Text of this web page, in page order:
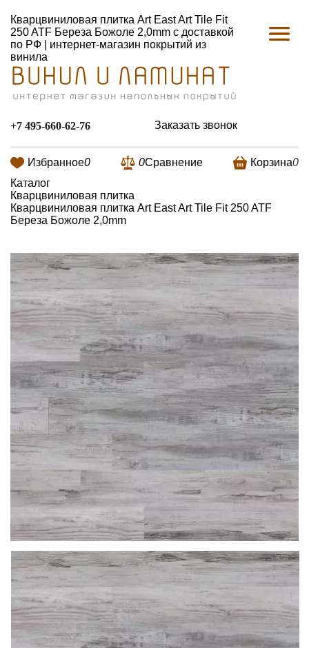
Кварцвиниловая плитка Art East Art Tile Fit
250 ATF Береза Божоле 2,0mm с доставкой
по РФ | интернет-магазин покрытий из
винила
+7 495-660-62-76 Заказать звонок
Избранное0 0Сравнение Корзина0
Каталог
Кварцвиниловая плитка
Кварцвиниловая плитка Art East Art Tile Fit 250 ATF
Береза Божоле 2,0mm